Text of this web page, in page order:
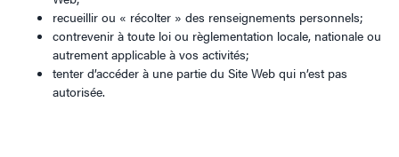
recueillir ou « récolter » des renseignements personnels;
contrevenir à toute loi ou règlementation locale, nationale ou
autrement applicable à vos activités;
tenter d’accéder à une partie du Site Web qui n’est pas
autorisée.